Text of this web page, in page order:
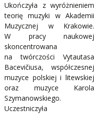
Ukończyła z wyróżnieniem
teorię muzyki w Akademii
Muzycznej w Krakowie.
W pracy naukowej
skoncentrowana
na twórczości Vytautasa
Bacevičiusa, współczesnej
muzyce polskiej i litewskiej
oraz muzyce Karola
Szymanowskiego.
Uczestniczyła